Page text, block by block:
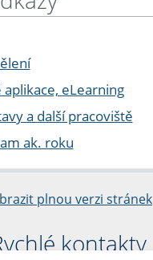
aplikace, eLearning
a další pracoviště
ak. roku
plnou verzi stránek
kontakty